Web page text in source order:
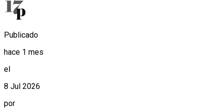
Publicado
hace 1 mes
el
8 Jul 2026
por